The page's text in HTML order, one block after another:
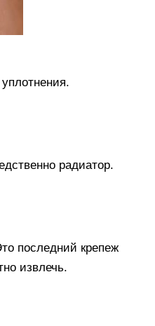
радиатор.
последний крепеж
извлечь.